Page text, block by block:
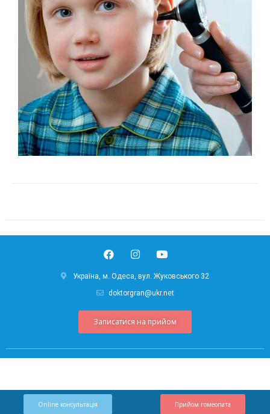
Україна, м. Одеса, вул. Жуковського 32
doktorgran@ukr.net
Записатися на прийом
Online консультація Прийом гомеопата